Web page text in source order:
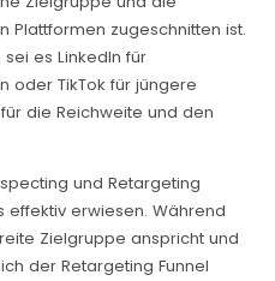
Plattformen zugeschnitten ist.
es LinkedIn für
oder TikTok für jüngere
die Reichweite und den
und Retargeting
effektiv erwiesen. Während
Zielgruppe anspricht und
der Retargeting Funnel